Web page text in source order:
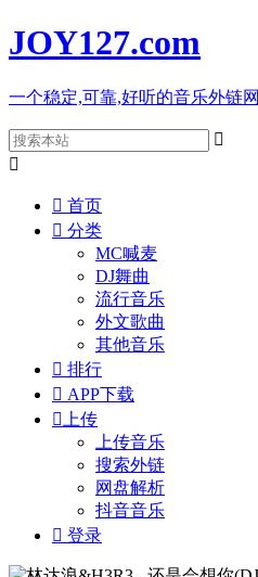
JOY127.com
一个稳定,可靠,好听的音乐外链网


 首页
 分类
MC喊麦
DJ舞曲
流行音乐
外文歌曲
其他音乐
 排行
 APP下载
 上传
上传音乐
搜索外链
网盘解析
抖音音乐
 登录